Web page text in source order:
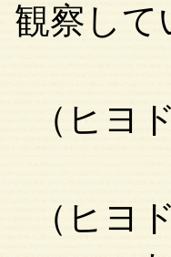
観察して
（ヒヨ
（ヒヨ